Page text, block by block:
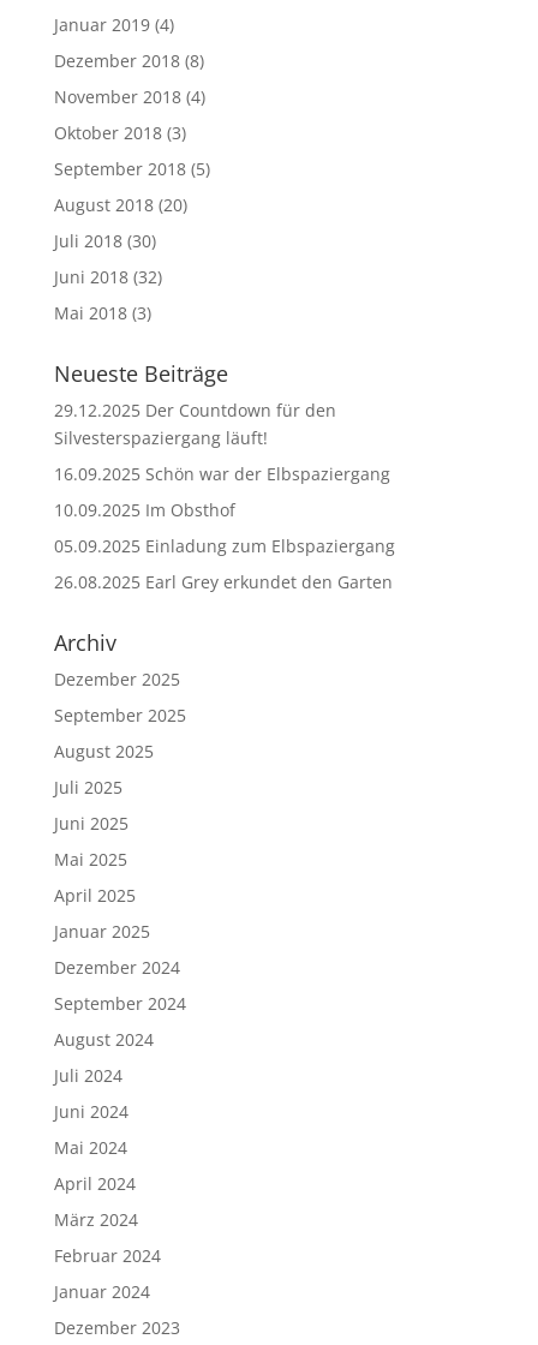
Januar 2019(4)
Dezember 2018(8)
November 2018(4)
Oktober 2018(3)
September 2018(5)
August 2018(20)
Juli 2018(30)
Juni 2018(32)
Mai 2018(3)
Neueste Beiträge
29.12.2025 Der Countdown für den
Silvesterspaziergang läuft!
16.09.2025 Schön war der Elbspaziergang
10.09.2025 Im Obsthof
05.09.2025 Einladung zum Elbspaziergang
26.08.2025 Earl Grey erkundet den Garten
Archiv
Dezember 2025
September 2025
August 2025
Juli 2025
Juni 2025
Mai 2025
April 2025
Januar 2025
Dezember 2024
September 2024
August 2024
Juli 2024
Juni 2024
Mai 2024
April 2024
März 2024
Februar 2024
Januar 2024
Dezember 2023